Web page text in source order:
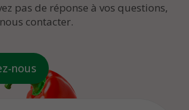
pas de réponse à vos questions,
contacter.
nous